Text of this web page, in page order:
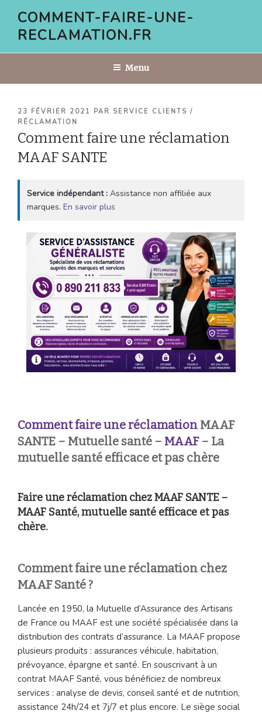
contenu
COMMENT-FAIRE-UNE-
RECLAMATION.FR
Menu
PUBLIÉ
LE
23 FÉVRIER 2021 PAR SERVICE CLIENTS /
RÉCLAMATION
Comment faire une réclamation
MAAF SANTE
Service indépendant : Assistance non affiliée aux
marques. En savoir plus
Comment faire une réclamation MAAF
SANTE – Mutuelle santé – MAAF– La
mutuelle santé efficace et pas chère
Faire une réclamation chez MAAF SANTE –
MAAF Santé, mutuelle santé efficace et pas
chère.
Comment faire une réclamation chez
MAAF Santé ?
Lancée en 1950, la Mutuelle d’Assurance des Artisans
de France ou MAAF est une société spécialisée dans la
distribution des contrats d’assurance. La MAAF propose
plusieurs produits : assurances véhicule, habitation,
prévoyance, épargne et santé. En souscrivant à un
contrat MAAF Santé, vous bénéficiez de nombreux
services : analyse de devis, conseil santé et de nutrition,
assistance 24h/24 et 7j/7 et plus encore. Le siège social